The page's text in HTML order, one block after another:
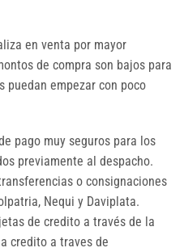
en venta por mayor
de compra son bajos para
puedan empezar con poco
pago muy seguros para los
previamente al despacho.
o consignaciones
Nequi y Daviplata.
de credito a través de la
credito a traves de